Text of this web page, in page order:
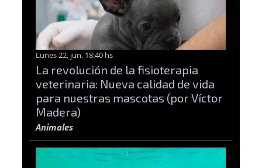
Lunes 22, jun. 18:40 hs
La revolución de la fisioterapia
veterinaria: Nueva calidad de vida
para nuestras mascotas (por Víctor
Madera)
Animales